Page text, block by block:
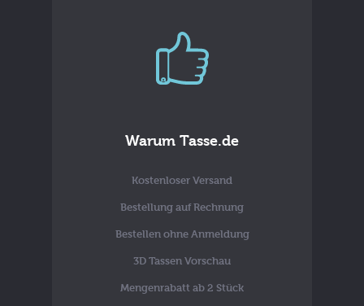
Warum Tasse.de
Kostenloser Versand
Bestellung auf Rechnung
Bestellen ohne Anmeldung
3D Tassen Vorschau
Mengenrabatt ab 2 Stück